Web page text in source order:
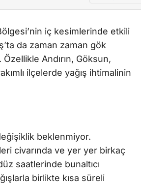
iç kesimlerinde etkili
da zaman zaman gök
Andırın, Göksun,
ilçelerde yağış ihtimalinin
beklenmiyor.
civarında ve yer yer birkaç
saatlerinde bunaltıcı
birlikte kısa süreli